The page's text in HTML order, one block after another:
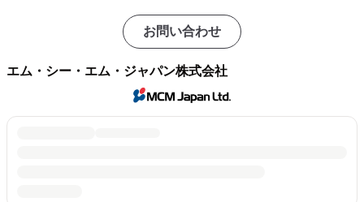
お問い合わせ
エム・シー・エム・ジャパン株式会社